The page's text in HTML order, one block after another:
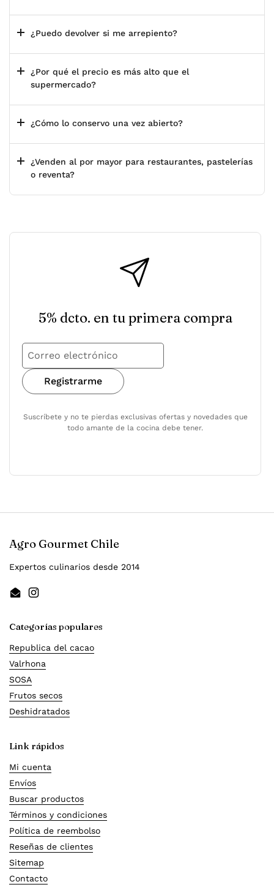
¿Puedo devolver si me arrepiento?
¿Por qué el precio es más alto que el
supermercado?
¿Cómo lo conservo una vez abierto?
¿Venden al por mayor para restaurantes, pastelerías
o reventa?
5% dcto. en tu primera compra
Registrarme
Suscríbete y no te pierdas exclusivas ofertas y novedades que
todo amante de la cocina debe tener.
Agro Gourmet Chile
Expertos culinarios desde 2014
EmailInstagram
Categorías populares
Republica del cacao
Valrhona
SOSA
Frutos secos
Deshidratados
Link rápidos
Mi cuenta
Envíos
Buscar productos
Términos y condiciones
Política de reembolso
Reseñas de clientes
Sitemap
Contacto